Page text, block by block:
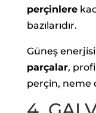
perçinlere
bazılarıdır.
Güneş
parçalar,
perçin, neme